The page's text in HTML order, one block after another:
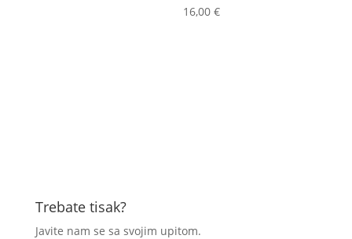
16,00 €
Trebate tisak?
Javite nam se sa svojim upitom.